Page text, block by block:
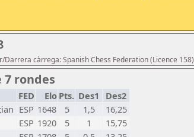
càrrega: Spanish Chess Federation (Licence 158)
7 rondes
FED Elo Pts. Des1
Des2
ESP 1648 5 1,5
16,25
ESP 1920 5 1
15,75